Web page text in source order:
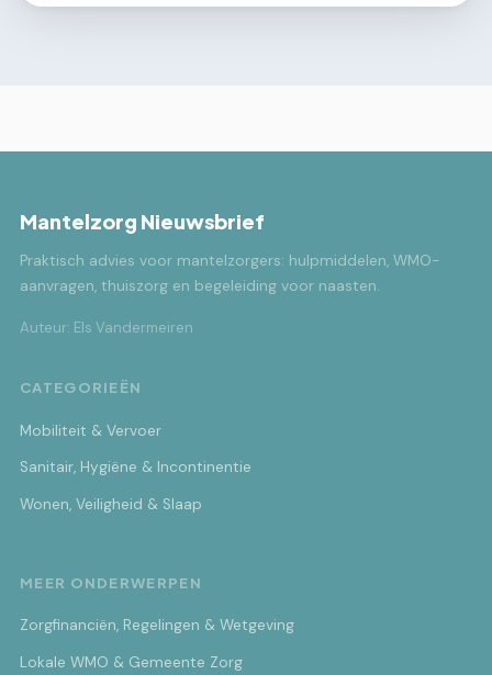
Mantelzorg Nieuwsbrief
Praktisch advies voor mantelzorgers: hulpmiddelen, WMO-
aanvragen, thuiszorg en begeleiding voor naasten.
Auteur: Els Vandermeiren
CATEGORIEËN
Mobiliteit & Vervoer
Sanitair, Hygiëne & Incontinentie
Wonen, Veiligheid & Slaap
MEER ONDERWERPEN
Zorgfinanciën, Regelingen & Wetgeving
Lokale WMO & Gemeente Zorg